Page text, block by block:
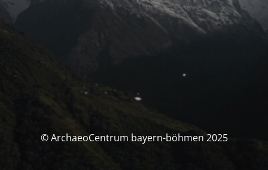
© ArchaeoCentrum bayern-böhmen 2025